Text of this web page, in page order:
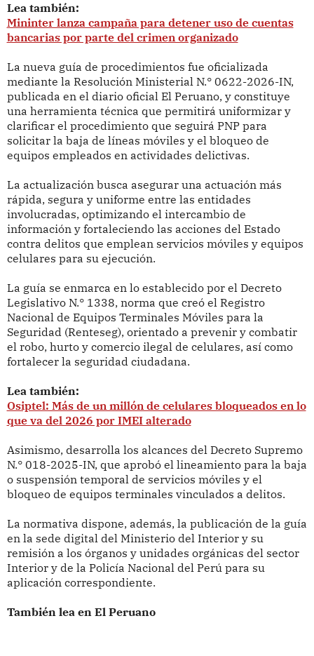
Lea también:
Mininter lanza campaña para detener uso de cuentas
bancarias por parte del crimen organizado
La nueva guía de procedimientos fue oficializada
mediante la Resolución Ministerial N.° 0622-2026-IN,
publicada en el diario oficial El Peruano, y constituye
una herramienta técnica que permitirá uniformizar y
clarificar el procedimiento que seguirá PNP para
solicitar la baja de líneas móviles y el bloqueo de
equipos empleados en actividades delictivas.
La actualización busca asegurar una actuación más
rápida, segura y uniforme entre las entidades
involucradas, optimizando el intercambio de
información y fortaleciendo las acciones del Estado
contra delitos que emplean servicios móviles y equipos
celulares para su ejecución.
La guía se enmarca en lo establecido por el Decreto
Legislativo N.° 1338, norma que creó el Registro
Nacional de Equipos Terminales Móviles para la
Seguridad (Renteseg), orientado a prevenir y combatir
el robo, hurto y comercio ilegal de celulares, así como
fortalecer la seguridad ciudadana.
Lea también:
Osiptel: Más de un millón de celulares bloqueados en lo
que va del 2026 por IMEI alterado
Asimismo, desarrolla los alcances del Decreto Supremo
N.° 018-2025-IN, que aprobó el lineamiento para la baja
o suspensión temporal de servicios móviles y el
bloqueo de equipos terminales vinculados a delitos.
La normativa dispone, además, la publicación de la guía
en la sede digital del Ministerio del Interior y su
remisión a los órganos y unidades orgánicas del sector
Interior y de la Policía Nacional del Perú para su
aplicación correspondiente.
También lea en El Peruano